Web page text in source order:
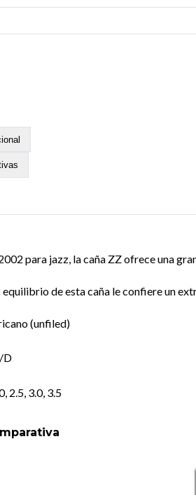
para jazz, la caña ZZ ofrece una
de esta caña le confiere un
(unfiled)
D
2.5, 3.0, 3.5